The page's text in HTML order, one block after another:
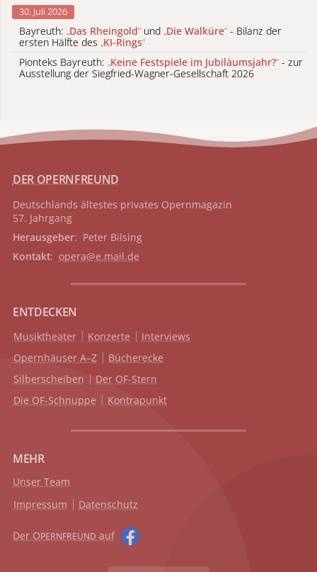
30. Juli 2026
Bayreuth: „Das Rheingold“ und „Die Walküre“ - Bilanz der
ersten Hälfte des „KI-Rings“
Pionteks Bayreuth: „Keine Festspiele im Jubiläumsjahr?“ - zur
Ausstellung der Siegfried-Wagner-Gesellschaft 2026
DER OPERNFREUND
Deutschlands ältestes privates Opernmagazin
57. Jahrgang
Herausgeber: Peter Bilsing
Kontakt: opera@e.mail.de
ENTDECKEN
Musiktheater Konzerte
Interviews
Opernhäuser A–Z
Bücherecke
Silberscheiben
Der OF-Stern
Die OF-Schnuppe
Kontrapunkt
MEHR
Unser Team
Impressum
Datenschutz
Der OPERNFREUND auf